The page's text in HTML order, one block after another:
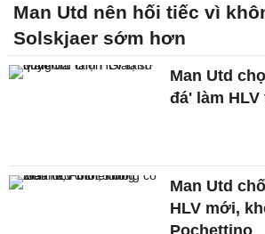
Man Utd nên hối tiếc vì
Solskjaer sớm hơn
Man Utd
đá' làm
Man Utd
HLV mới,
Pochettino